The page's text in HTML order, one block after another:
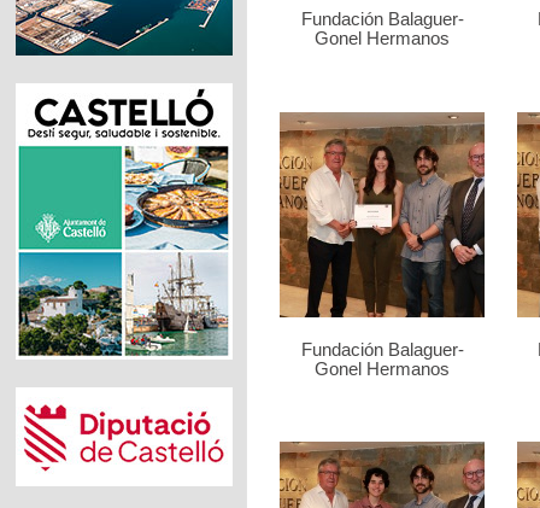
Fundación Balaguer-
Gonel Hermanos
Fundación Balaguer-
Gonel Hermanos